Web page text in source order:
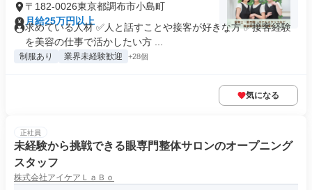
〒182-0026東京都調布市小島町
月給25万円以上
求めている人材 ✅人と話すことや接客が好きな方 ✅接客経験
を美容の仕事で活かしたい方 ...
制服あり 業界未経験歓迎 +28個
気になる
正社員
未経験から挑戦できる眼専門整体サロンのオープニング
スタッフ
株式会社アイケアＬａＢｏ